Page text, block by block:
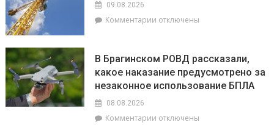
Овнам
стоит
бояться
быть
а
09.08.2026
Комментарии к
августа
–
День
строителя
отключены
В Брагинском РОВД рассказали,
какое наказание предусмотрено за
незаконное использование БПЛА
08.08.2026
Комментарии котключены